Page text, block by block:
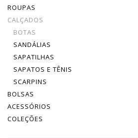
ROUPAS
CALÇADOS
BOTAS
SANDÁLIAS
SAPATILHAS
SAPATOS E TÊNIS
SCARPINS
BOLSAS
ACESSÓRIOS
COLEÇÕES